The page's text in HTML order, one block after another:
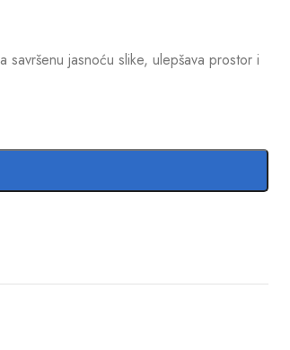
jasnoću slike, ulepšava prostor i